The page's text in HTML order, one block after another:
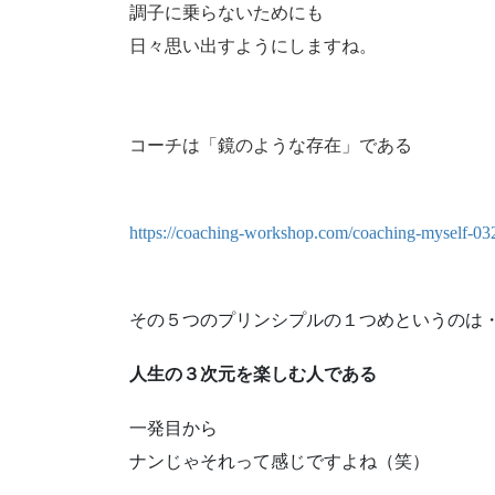
調子に乗らないためにも
日々思い出すようにしますね。
コーチは「鏡のような存在」である
https://coaching-workshop.com/coaching-myself-
その５つのプリンシプルの１つめというのは
人生の３次元を楽しむ人である
一発目から
ナンじゃそれって感じですよね（笑）